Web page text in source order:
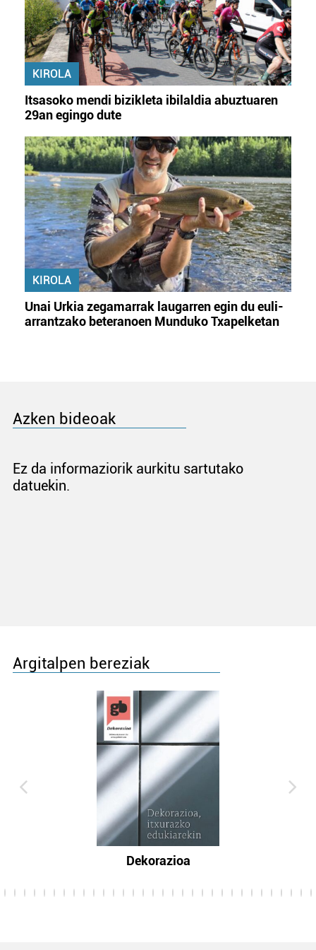
KIROLA
Itsasoko mendi bizikleta ibilaldia abuztuaren
29an egingo dute
KIROLA
Unai Urkia zegamarrak laugarren egin du euli-
arrantzako beteranoen Munduko Txapelketan
Azken bideoak
Ez da informaziorik aurkitu sartutako
datuekin.
Argitalpen bereziak
Dekorazioa